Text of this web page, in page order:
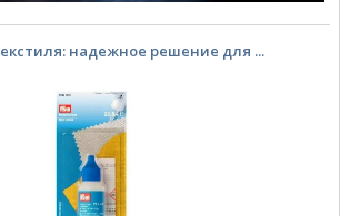
надежное решение для ...